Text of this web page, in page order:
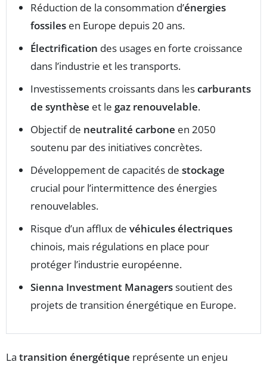
Réduction de la consommation d’énergies
fossiles en Europe depuis 20 ans.
Électrification des usages en forte croissance
dans l’industrie et les transports.
Investissements croissants dans lescarburants
de synthèse et le gaz renouvelable.
Objectif de neutralité carbone en 2050
soutenu par des initiatives concrètes.
Développement de capacités de stockage
crucial pour l’intermittence des énergies
renouvelables.
Risque d’un afflux de véhicules électriques
chinois, mais régulations en place pour
protéger l’industrie européenne.
Sienna Investment Managerssoutient des
projets de transition énergétique en Europe.
La transition énergétique représente un enjeu